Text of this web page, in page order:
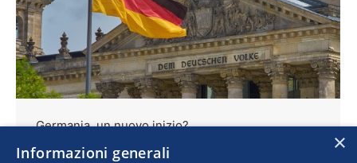
Germania, un nuovo inizio?
Esteri DiMARIA CRISTINA SCARFIA
×
Informazioni generali